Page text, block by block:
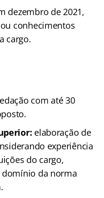
dezembro de 2021,
conhecimentos
cargo.
com até 30
elaboração de
experiência
do cargo,
da norma